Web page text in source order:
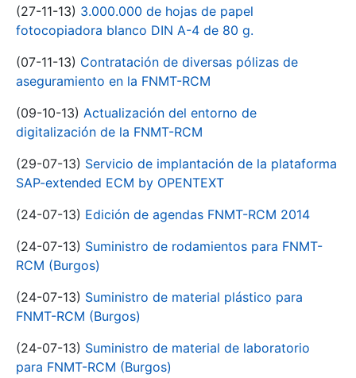
(27-11-13) 3.000.000 de hojas de papel
fotocopiadora blanco DIN A-4 de 80 g.
(07-11-13) Contratación de diversas pólizas de
aseguramiento en la FNMT-RCM
(09-10-13) Actualización del entorno de
digitalización de la FNMT-RCM
(29-07-13) Servicio de implantación de la plataforma
SAP-extended ECM by OPENTEXT
(24-07-13) Edición de agendas FNMT-RCM 2014
(24-07-13) Suministro de rodamientos para FNMT-
RCM (Burgos)
(24-07-13) Suministro de material plástico para
FNMT-RCM (Burgos)
(24-07-13) Suministro de material de laboratorio
para FNMT-RCM (Burgos)